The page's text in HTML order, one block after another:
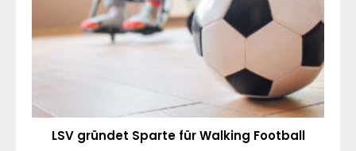
LSV gründet Sparte für Walking Football